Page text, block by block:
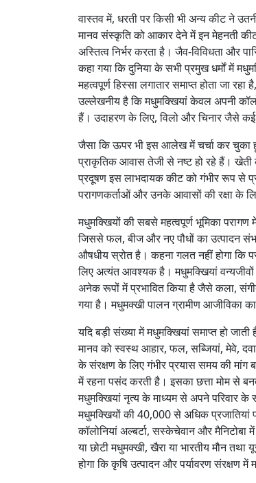
वास्तव में, धरती पर किसी भी अन्य कीट ने
मानव संस्कृति को आकार देने में इन मेहनती
अस्तित्व निर्भर करता है। जैव-विविधता और
कहा गया कि दुनिया के सभी प्रमुख धर्मों में
महत्वपूर्ण हिस्सा लगातार समाप्त होता जा
उल्लेखनीय है कि मधुमक्खियां केवल अपनी
हैं। उदाहरण के लिए, विलो और चिनार जैसे
जैसा कि ऊपर भी इस आलेख में चर्चा कर चुका
प्राकृतिक आवास तेजी से नष्ट हो रहे हैं।
प्रदूषण इस लाभदायक कीट को गंभीर रूप से
परागणकर्ताओं और उनके आवासों की रक्षा के
मधुमक्खियों की सबसे महत्वपूर्ण भूमिका
जिससे फल, बीज और नए पौधों का उत्पादन
औषधीय स्रोत है। कहना गलत नहीं होगा कि
लिए अत्यंत आवश्यक है। मधुमक्खियां
अनेक रूपों में प्रभावित किया है जैसे कला,
गया है। मधुमक्खी पालन ग्रामीण आजीविका
यदि बड़ी संख्या में मधुमक्खियां समाप्त हो
मानव को स्वस्थ आहार, फल, सब्जियां, मेवे,
के संरक्षण के लिए गंभीर प्रयास समय की मांग
में रहना पसंद करती है। इसका छत्ता मोम से
मधुमक्खियां नृत्य के माध्यम से अपने परिवार
मधुमक्खियों की 40,000 से अधिक
कॉलोनियां अल्बर्टा, सस्केचेवान और मैनिटोबा
या छोटी मधुमक्खी, खैरा या भारतीय मौन
होगा कि कृषि उत्पादन और पर्यावरण संरक्षण में